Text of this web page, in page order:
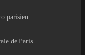
parisien
de Paris